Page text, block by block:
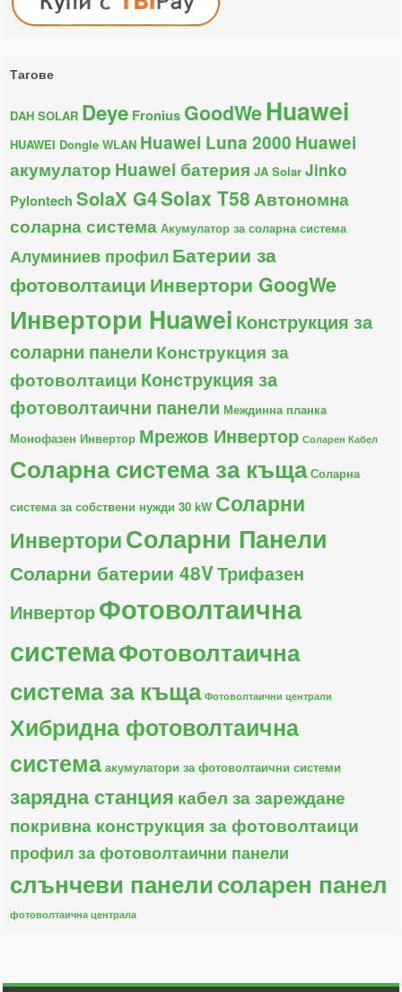
Тагове
DAH SOLAR Deye Fronius GoodWeHuawei
HUAWEI Dongle WLAN Huawei Luna 2000 Huawei
акумулатор Huawei батерия JA Solar Jinko
Pylontech SolaX G4Solax T58 Автономна
соларна система Акумулатор за соларна система
Алуминиев профилБатерии за
фотоволтаици Инвертори GoogWe
Инвертори Huawei Конструкция за
соларни панели Конструкция за
фотоволтаици Конструкция за
фотоволтаични панели Междинна планка
Монофазен Инвертор Мрежов Инвертор Соларен Кабел
Соларна система за къща Соларна
система за собствени нужди 30 kW Соларни
ИнверториСоларни Панели
Соларни батерии 48VТрифазен
ИнверторФотоволтаична
системаФотоволтаична
система за къща Фотоволтаични централи
Хибридна фотоволтаична
система акумулатори за фотоволтаични системи
зарядна станция кабел за зареждане
покривна конструкция за фотоволтаици
профил за фотоволтаични панели
слънчеви панелисоларен панел
фотоволтаична централа